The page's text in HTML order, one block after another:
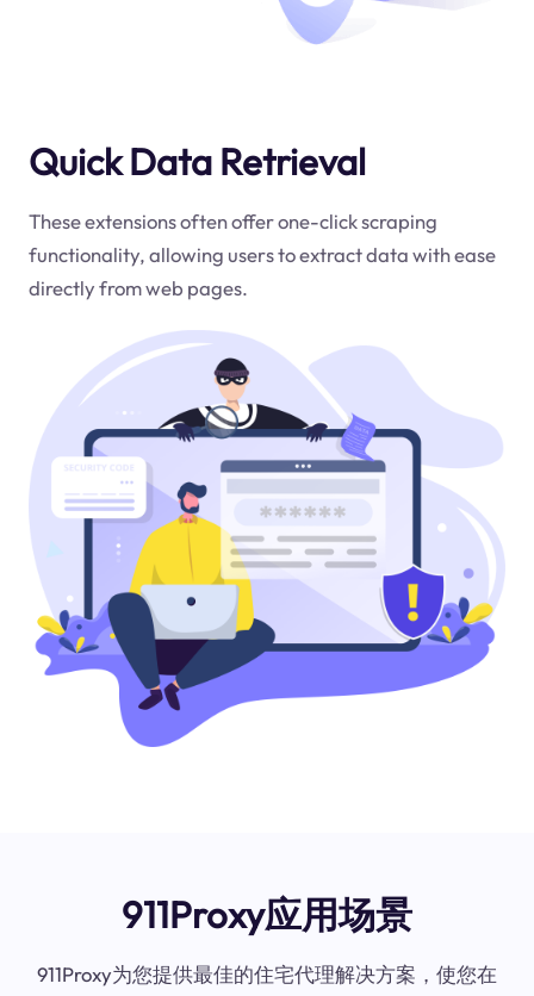
Quick Data Retrieval
These extensions often offer one-click scraping
functionality, allowing users to extract data with ease
directly from web pages.
911Proxy应用场景
911Proxy为您提供最佳的住宅代理解决方案，使您在